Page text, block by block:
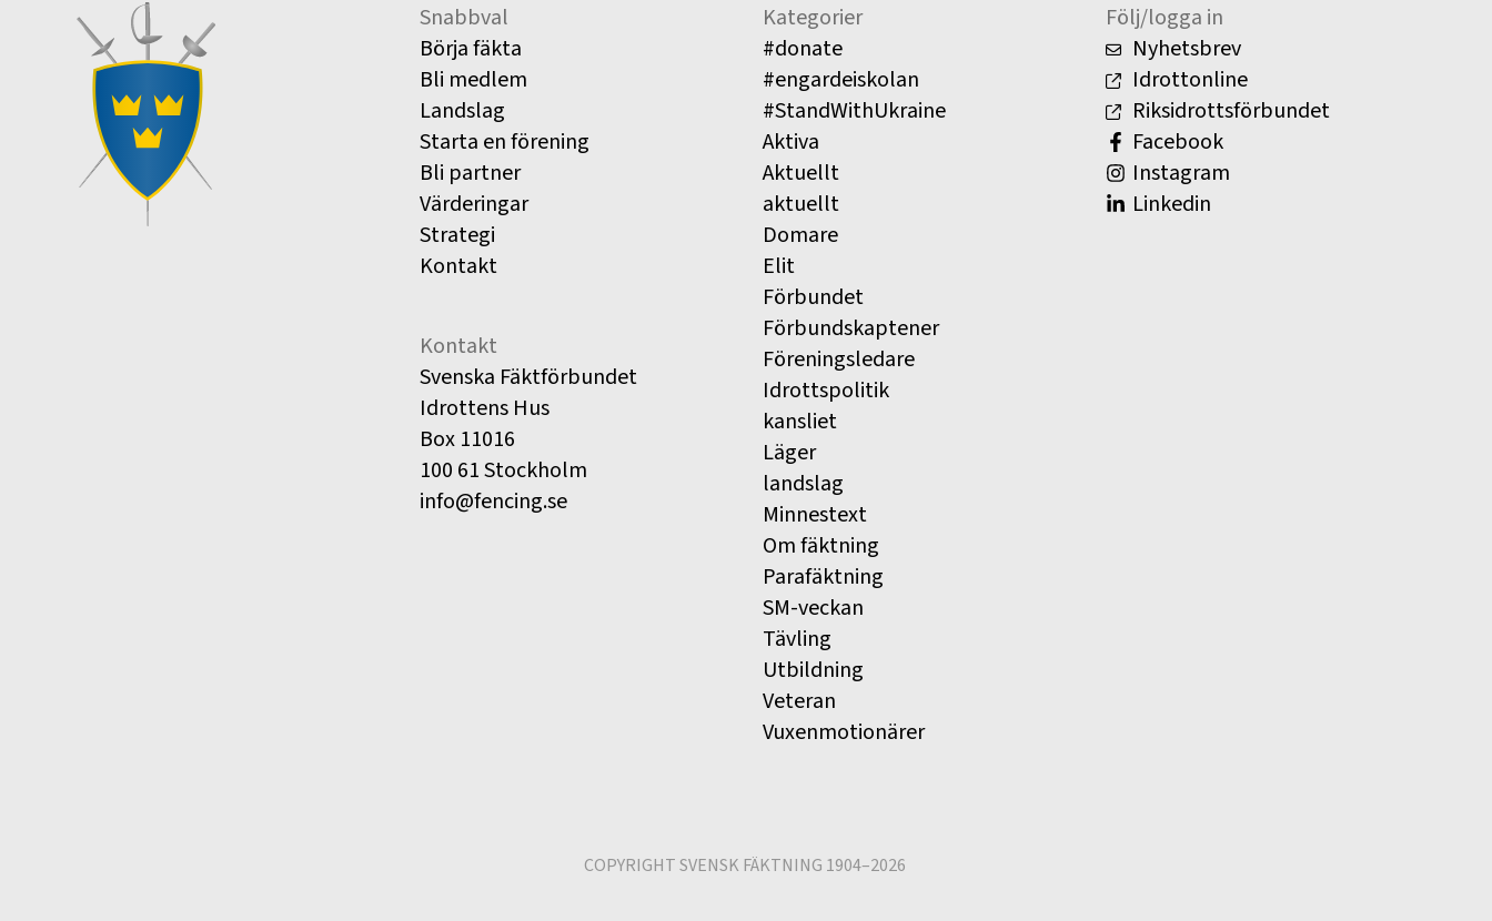
Snabbval
Börja fäkta
Bli medlem
Landslag
Starta en förening
Bli partner
Värderingar
Strategi
Kontakt
Kontakt
Svenska Fäktförbundet
Idrottens Hus
Box 11016
100 61 Stockholm
info@fencing.se
Kategorier
#donate
#engardeiskolan
#StandWithUkraine
Aktiva
Aktuellt
aktuellt
Domare
Elit
Förbundet
Förbundskaptener
Föreningsledare
Idrottspolitik
kansliet
Läger
landslag
Minnestext
Om fäktning
Parafäktning
SM-veckan
Tävling
Utbildning
Veteran
Vuxenmotionärer
Följ/logga in
Nyhetsbrev
Idrottonline
Riksidrottsförbundet
Facebook
Instagram
Linkedin
COPYRIGHT SVENSK FÄKTNING 1904–2026